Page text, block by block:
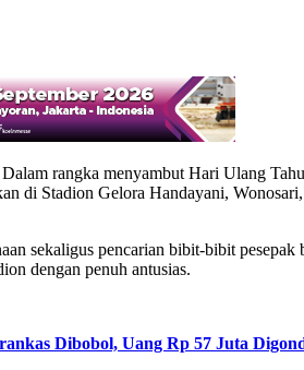
rangka menyambut Hari Ulang
di Stadion Gelora Handayani,
sekaligus pencarian bibit-bibit
dengan penuh antusias.
Dibobol, Uang Rp 57 Juta